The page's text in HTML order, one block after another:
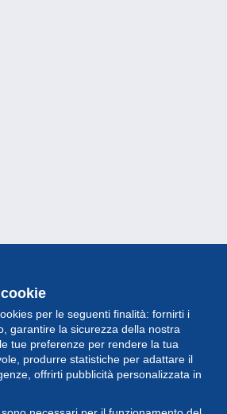
per le seguenti finalità: fornirti i
garantire la sicurezza della nostra
tue preferenze per rendere la tua
produrre statistiche per adattare il
offrirti pubblicità personalizzata in